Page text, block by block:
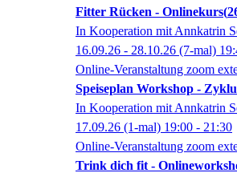
Fitter Rücken - Onlinekurs
In Kooperation mit Annkatrin
16.09.26 - 28.10.26 (7-mal)
Online-Veranstaltung zoom
Speiseplan Workshop -
In Kooperation mit Annkatrin
17.09.26 (1-mal) 19:00 - 21:30
Online-Veranstaltung zoom
Trink dich fit -